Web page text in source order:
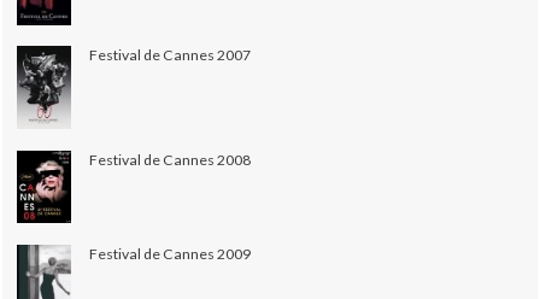
Festival de Cannes 2007
Festival de Cannes 2008
Festival de Cannes 2009